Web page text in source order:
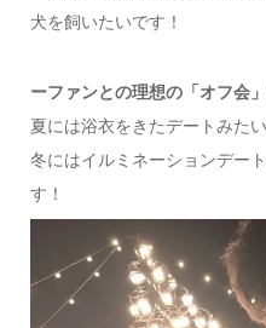
犬を飼いたいです！
ーファンとの理想の「オフ会
夏には浴衣をきたデートみた
冬にはイルミネーションデー
す！